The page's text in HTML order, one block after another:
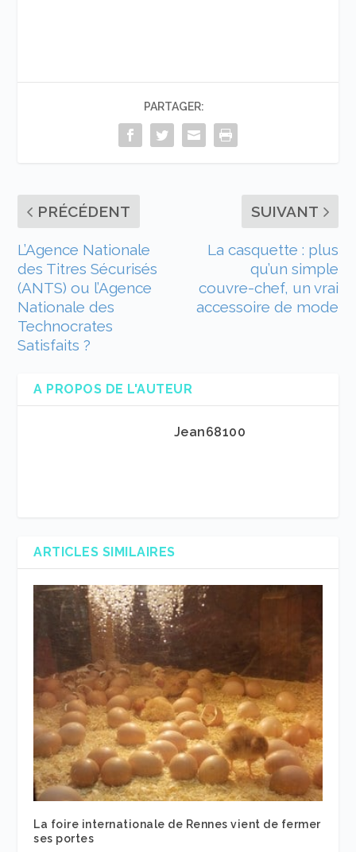
PARTAGER:
PRÉCÉDENT
L’Agence Nationale
des Titres Sécurisés
(ANTS) ou l’Agence
Nationale des
Technocrates
Satisfaits ?
SUIVANT
La casquette : plus
qu’un simple
couvre-chef, un vrai
accessoire de mode
A PROPOS DE L'AUTEUR
Jean68100
ARTICLES SIMILAIRES
La foire internationale de Rennes vient de fermer
ses portes